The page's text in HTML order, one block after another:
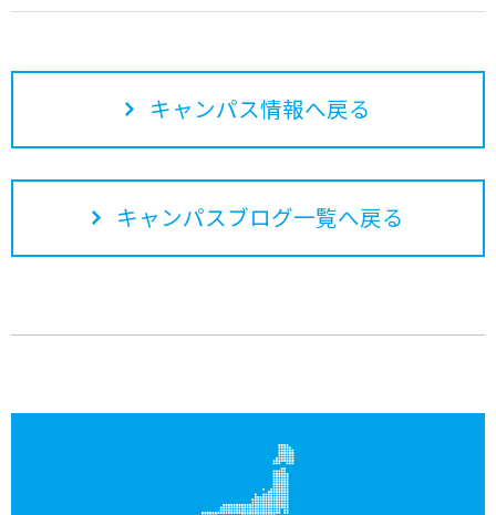
キャンパス情報へ戻る
キャンパスブログ一覧へ戻る